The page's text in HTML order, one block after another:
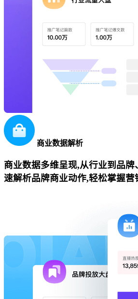
商业数据解析
商业数据多维呈现,从行业到品
速解析品牌商业动作,轻松掌握营